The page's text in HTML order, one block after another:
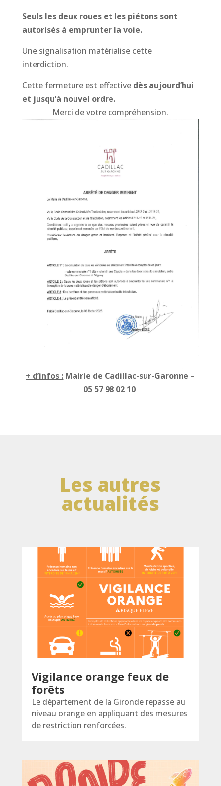
Seuls les deux roues et les piétons sont
autorisés à emprunter la voie.
Une signalisation matérialise cette
interdiction.
Cette fermeture est effectivedès aujourd’hui
et jusqu’à nouvel ordre.
Merci de votre compréhension.
+ d’infos : Mairie de Cadillac-sur-Garonne –
05 57 98 02 10
Les autres
actualités
Vigilance orange feux de
forêts
Le département de la Gironde repasse au
niveau orange en appliquant des mesures
de restriction renforcées.